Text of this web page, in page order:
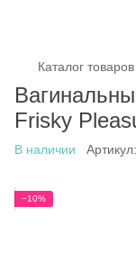
Каталог товаров
Frisky
В наличии Артикул:
−10%